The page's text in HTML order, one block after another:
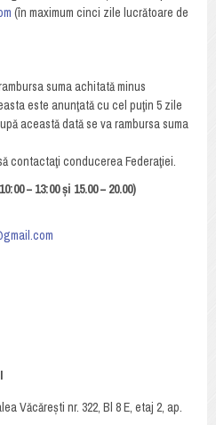
(în maximum cinci zile lucrătoare de
suma achitată minus
este anunţată cu cel puţin 5 zile
această dată se va rambursa suma
contactaţi conducerea Federaţiei.
– 13:00 și 15.00 – 20.00)
Văcărești nr. 322, Bl 8 E, etaj 2, ap.